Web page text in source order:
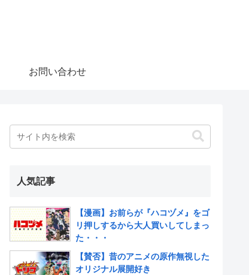
お問い合わせ
人気記事
【漫画】お前らが『ハコヅメ』をゴ
リ押しするから大人買いしてしまっ
た・・・
【賛否】昔のアニメの原作無視した
オリジナル展開好き